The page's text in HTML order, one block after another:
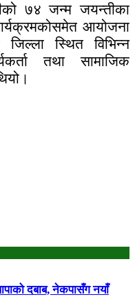
७४ जन्म जयन्तीका
आयोजना
जिल्ला स्थित विभिन्न
तथा सामाजिक
दबाब, नेकपासँग नयाँ